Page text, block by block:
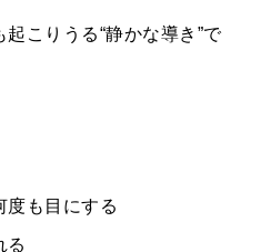
こりうる“静かな導き”で
度も目にする
る